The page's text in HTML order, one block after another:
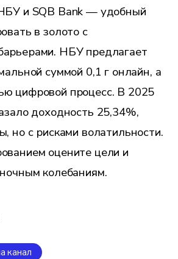
и SQB Bank — удобный
в золото с
НБУ предлагает
суммой 0,1 г онлайн, а
цифровой процесс. В 2025
доходность 25,34%,
но с рисками волатильности.
оцените цели и
колебаниям.
канал